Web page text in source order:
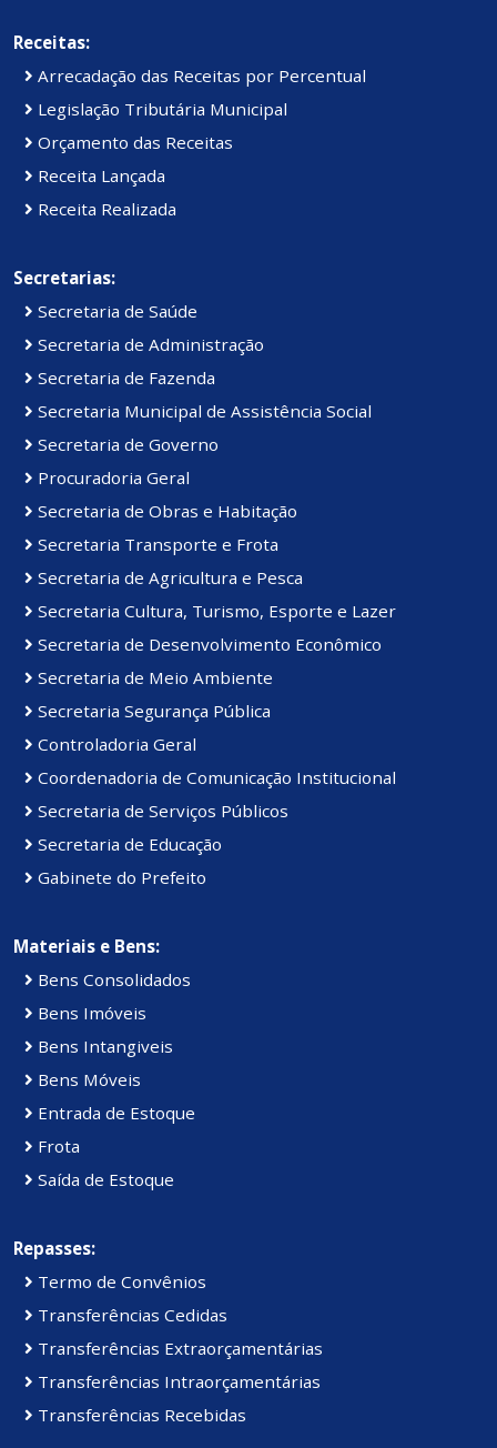
Receitas:
Arrecadação das Receitas por Percentual
Legislação Tributária Municipal
Orçamento das Receitas
Receita Lançada
Receita Realizada
Secretarias:
Secretaria de Saúde
Secretaria de Administração
Secretaria de Fazenda
Secretaria Municipal de Assistência Social
Secretaria de Governo
Procuradoria Geral
Secretaria de Obras e Habitação
Secretaria Transporte e Frota
Secretaria de Agricultura e Pesca
Secretaria Cultura, Turismo, Esporte e Lazer
Secretaria de Desenvolvimento Econômico
Secretaria de Meio Ambiente
Secretaria Segurança Pública
Controladoria Geral
Coordenadoria de Comunicação Institucional
Secretaria de Serviços Públicos
Secretaria de Educação
Gabinete do Prefeito
Materiais e Bens:
Bens Consolidados
Bens Imóveis
Bens Intangiveis
Bens Móveis
Entrada de Estoque
Frota
Saída de Estoque
Repasses:
Termo de Convênios
Transferências Cedidas
Transferências Extraorçamentárias
Transferências Intraorçamentárias
Transferências Recebidas